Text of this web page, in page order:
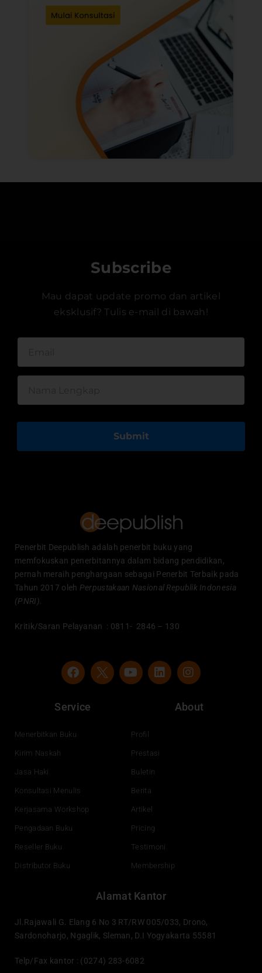
Subscribe
Mau dapat update promo dan artikel
eksklusif? Tulis e-mail di bawah!
Submit
Penerbit Deepublish adalah penerbit buku yang
memfokuskan penerbitannya dalam bidang pendidikan,
pernah meraih penghargaan sebagai Penerbit Terbaik pada
Tahun 2017 oleh Perpustakaan Nasional Republik Indonesia
(PNRI).
Kritik/Saran Pelayanan : 0811- 2846 – 130
F
a
e
b
o
Y
o
e
L
i
n
I
n
t
a
Service
Menerbitkan Buku
Kirim Naskah
Jasa Haki
Konsultasi Menulis
Kerjasama Workshop
Pengadaan Buku
Reseller Buku
Distributor Buku
About
Profil
Prestasi
Buletin
Berita
Artikel
Pricing
Testimoni
Membership
Alamat Kantor
Jl.Rajawali G. Elang 6 No 3 RT/RW 005/033, Drono,
Sardonoharjo, Ngaglik, Sleman, D.I Yogyakarta 55581
Telp/Fax kantor : (0274) 283-6082